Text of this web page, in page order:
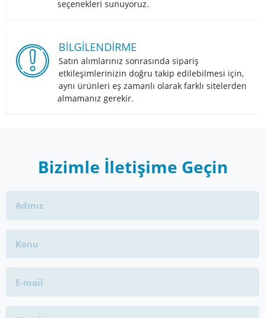
seçenekleri sunuyoruz.
BİLGİLENDİRME
Satın alımlarınız sonrasında sipariş
etkileşimlerinizin doğru takip edilebilmesi için,
aynı ürünleri eş zamanlı olarak farklı sitelerden
almamanız gerekir.
Bizimle İletişime Geçin